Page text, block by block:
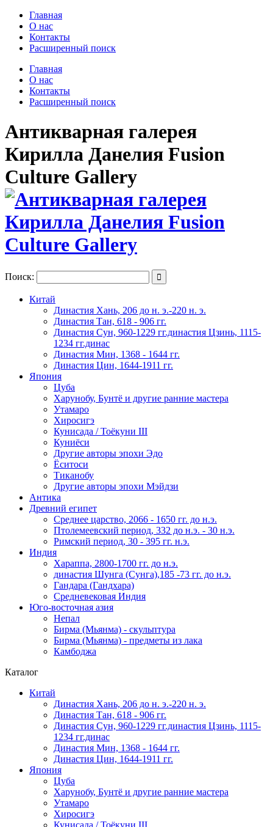
Главная
О нас
Контакты
Расширенный поиск
Главная
О нас
Контакты
Расширенный поиск
Антикварная галерея
Кирилла Данелия Fusion
Culture Gallery
Поиск: 
Китай
Династия Хань, 206 до н. э.-220 н. э.
Династия Тан, 618 - 906 гг.
Династия Сун, 960-1229 гг.династия Цзинь, 1115-
1234 гг.динас
Династия Мин, 1368 - 1644 гг.
Династия Цин, 1644-1911 гг.
Япония
Цуба
Харунобу, Бунтё и другие ранние мастера
Утамаро
Хиросигэ
Кунисада / Тоёкуни III
Куниёси
Другие авторы эпохи Эдо
Ёситоси
Тиканобу
Другие авторы эпохи Мэйдзи
Антика
Древний египет
Среднее царство, 2066 - 1650 гг. до н.э.
Птолемеевский период, 332 до н.э. - 30 н.э.
Римский период, 30 - 395 гг. н.э.
Индия
Хараппа, 2800-1700 гг. до н.э.
династия Шунга (Сунга),185 -73 гг. до н.э.
Гандара (Гандхара)
Средневековая Индия
Юго-восточная азия
Непал
Бирма (Мьянма) - скульптура
Бирма (Мьянма) - предметы из лака
Камбоджа
Каталог
Китай
Династия Хань, 206 до н. э.-220 н. э.
Династия Тан, 618 - 906 гг.
Династия Сун, 960-1229 гг.династия Цзинь, 1115-
1234 гг.динас
Династия Мин, 1368 - 1644 гг.
Династия Цин, 1644-1911 гг.
Япония
Цуба
Харунобу, Бунтё и другие ранние мастера
Утамаро
Хиросигэ
Кунисада / Тоёкуни III